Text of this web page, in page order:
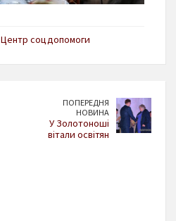
Центр соцдопомоги
ПОПЕРЕДНЯ
НОВИНА
У Золотоноші
вітали освітян